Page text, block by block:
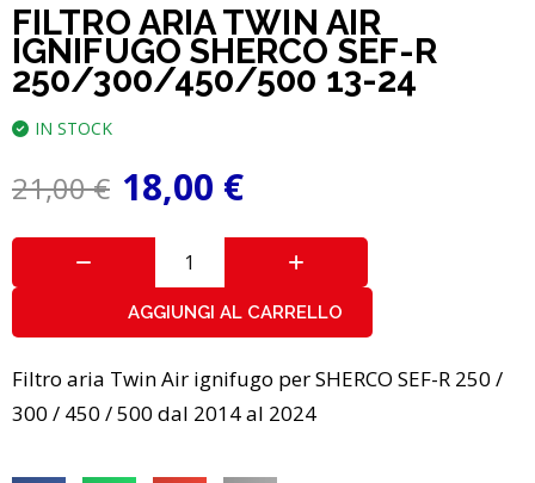
FILTRO ARIA TWIN AIR
IGNIFUGO SHERCO SEF-R
250/300/450/500 13-24
IN STOCK
21,00€ 18,00 €
AGGIUNGI AL CARRELLO
Filtro aria Twin Air ignifugo per SHERCO SEF-R 250 /
300 / 450 / 500 dal 2014 al 2024